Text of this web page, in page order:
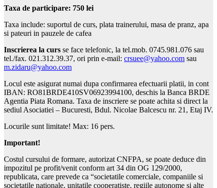
Taxa de participare: 750 lei
Taxa include: suportul de curs, plata trainerului, masa de pranz, apa
si pateuri in pauzele de cafea
Inscrierea la curs se face telefonic, la tel.mob. 0745.981.076 sau
tel./fax. 021.312.39.37, ori prin e-mail: crsuee@yahoo.com sau
m.zidaru@yahoo.com
Locul este asigurat numai dupa confirmarea efectuarii platii, in cont
IBAN: RO81BRDE410SV06923994100, deschis la Banca BRDE
Agentia Piata Romana. Taxa de inscriere se poate achita si direct la
sediul Asociatiei – Bucuresti, Bdul. Nicolae Balcescu nr. 21, Etaj IV.
Locurile sunt limitate! Max: 16 pers.
Important!
Costul cursului de formare, autorizat CNFPA, se poate deduce din
impozitul pe profit/venit conform art 34 din OG 129/2000,
republicata, care prevede ca “societatile comerciale, companiile si
societatile nationale, unitatile cooperatiste, regiile autonome si alte